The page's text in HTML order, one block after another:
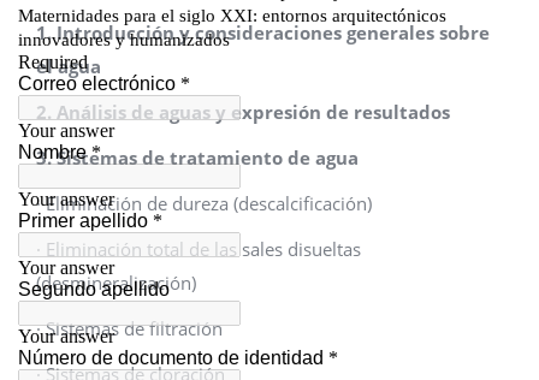
1. Introducción y consideraciones generales sobre
el agua
2. Análisis de aguas y expresión de resultados
3. Sistemas de tratamiento de agua
· Eliminación de dureza (descalcificación)
· Eliminación total de las sales disueltas
(desmineralización)
· Sistemas de filtración
· Sistemas de cloración